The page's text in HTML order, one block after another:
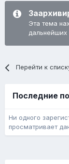
Эта тема
дальнейших
Перейти к
Последние
Ни одного
просматривает